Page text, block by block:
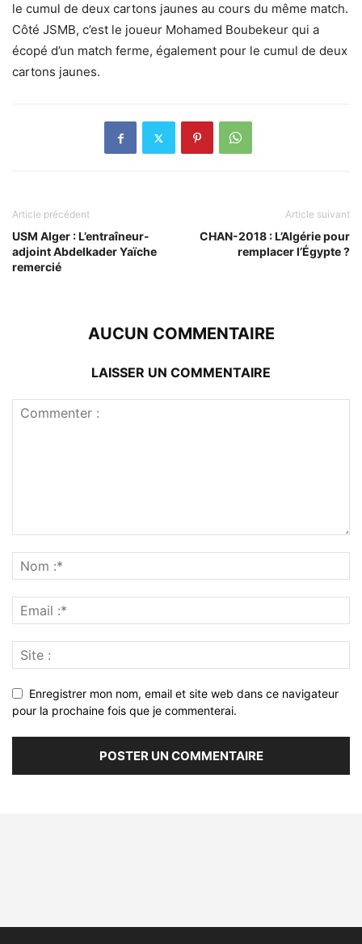
le cumul de deux cartons jaunes au cours du même match.
Côté JSMB, c’est le joueur Mohamed Boubekeur qui a
écopé d’un match ferme, également pour le cumul de deux
cartons jaunes.
Article précédent
USM Alger : L’entraîneur-
adjoint Abdelkader Yaïche
remercié
Article suivant
CHAN-2018 : L’Algérie pour
remplacer l’Égypte ?
AUCUN COMMENTAIRE
LAISSER UN COMMENTAIRE
Enregistrer mon nom, email et site web dans ce navigateur
pour la prochaine fois que je commenterai.